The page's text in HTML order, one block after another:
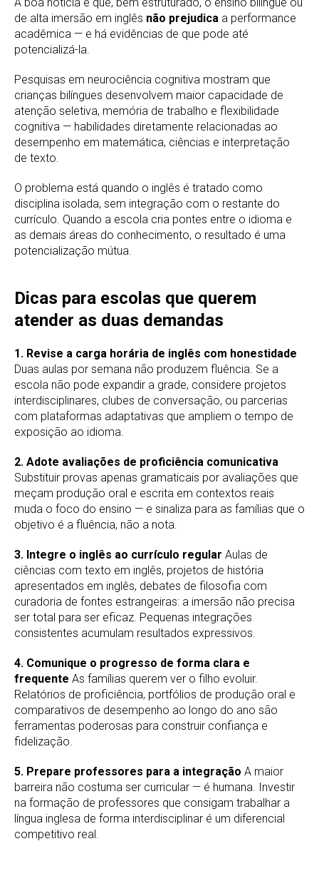
de alta imersão em inglês não prejudica a performance
acadêmica — e há evidências de que pode até
potencializá-la.
Pesquisas em neurociência cognitiva mostram que
crianças bilíngues desenvolvem maior capacidade de
atenção seletiva, memória de trabalho e flexibilidade
cognitiva — habilidades diretamente relacionadas ao
desempenho em matemática, ciências e interpretação
de texto.
O problema está quando o inglês é tratado como
disciplina isolada, sem integração com o restante do
currículo. Quando a escola cria pontes entre o idioma e
as demais áreas do conhecimento, o resultado é uma
potencialização mútua.
Dicas para escolas que querem
atender as duas demandas
1. Revise a carga horária de inglês com honestidade
Duas aulas por semana não produzem fluência. Se a
escola não pode expandir a grade, considere projetos
interdisciplinares, clubes de conversação, ou parcerias
com plataformas adaptativas que ampliem o tempo de
exposição ao idioma.
2. Adote avaliações de proficiência comunicativa
Substituir provas apenas gramaticais por avaliações que
meçam produção oral e escrita em contextos reais
muda o foco do ensino — e sinaliza para as famílias que o
objetivo é a fluência, não a nota.
3. Integre o inglês ao currículo regular Aulas de
ciências com texto em inglês, projetos de história
apresentados em inglês, debates de filosofia com
curadoria de fontes estrangeiras: a imersão não precisa
ser total para ser eficaz. Pequenas integrações
consistentes acumulam resultados expressivos.
4. Comunique o progresso de forma clara e
frequente As famílias querem ver o filho evoluir.
Relatórios de proficiência, portfólios de produção oral e
comparativos de desempenho ao longo do ano são
ferramentas poderosas para construir confiança e
fidelização.
5. Prepare professores para a integração A maior
barreira não costuma ser curricular — é humana. Investir
na formação de professores que consigam trabalhar a
língua inglesa de forma interdisciplinar é um diferencial
competitivo real.